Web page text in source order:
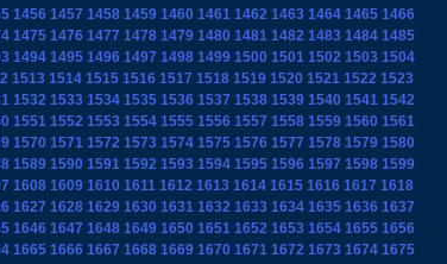
1456 1457 1458 1459 1460 1461 1462 1463 1464 1465 1466
1475 1476 1477 1478 1479 1480 1481 1482 1483 1484 1485
1494 1495 1496 1497 1498 1499 1500 1501 1502 1503 1504
1513 1514 1515 1516 1517 1518 1519 1520 1521 1522 1523
1532 1533 1534 1535 1536 1537 1538 1539 1540 1541 1542
1551 1552 1553 1554 1555 1556 1557 1558 1559 1560 1561
1570 1571 1572 1573 1574 1575 1576 1577 1578 1579 1580
1589 1590 1591 1592 1593 1594 1595 1596 1597 1598 1599
1608 1609 1610 1611 1612 1613 1614 1615 1616 1617 1618
1627 1628 1629 1630 1631 1632 1633 1634 1635 1636 1637
1646 1647 1648 1649 1650 1651 1652 1653 1654 1655 1656
1665 1666 1667 1668 1669 1670 1671 1672 1673 1674 1675